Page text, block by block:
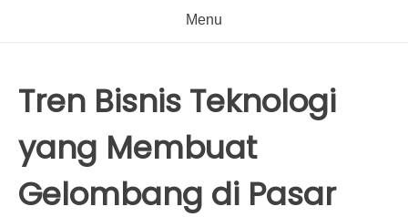
Menu
Tren Bisnis Teknologi
yang Membuat
Gelombang di Pasar